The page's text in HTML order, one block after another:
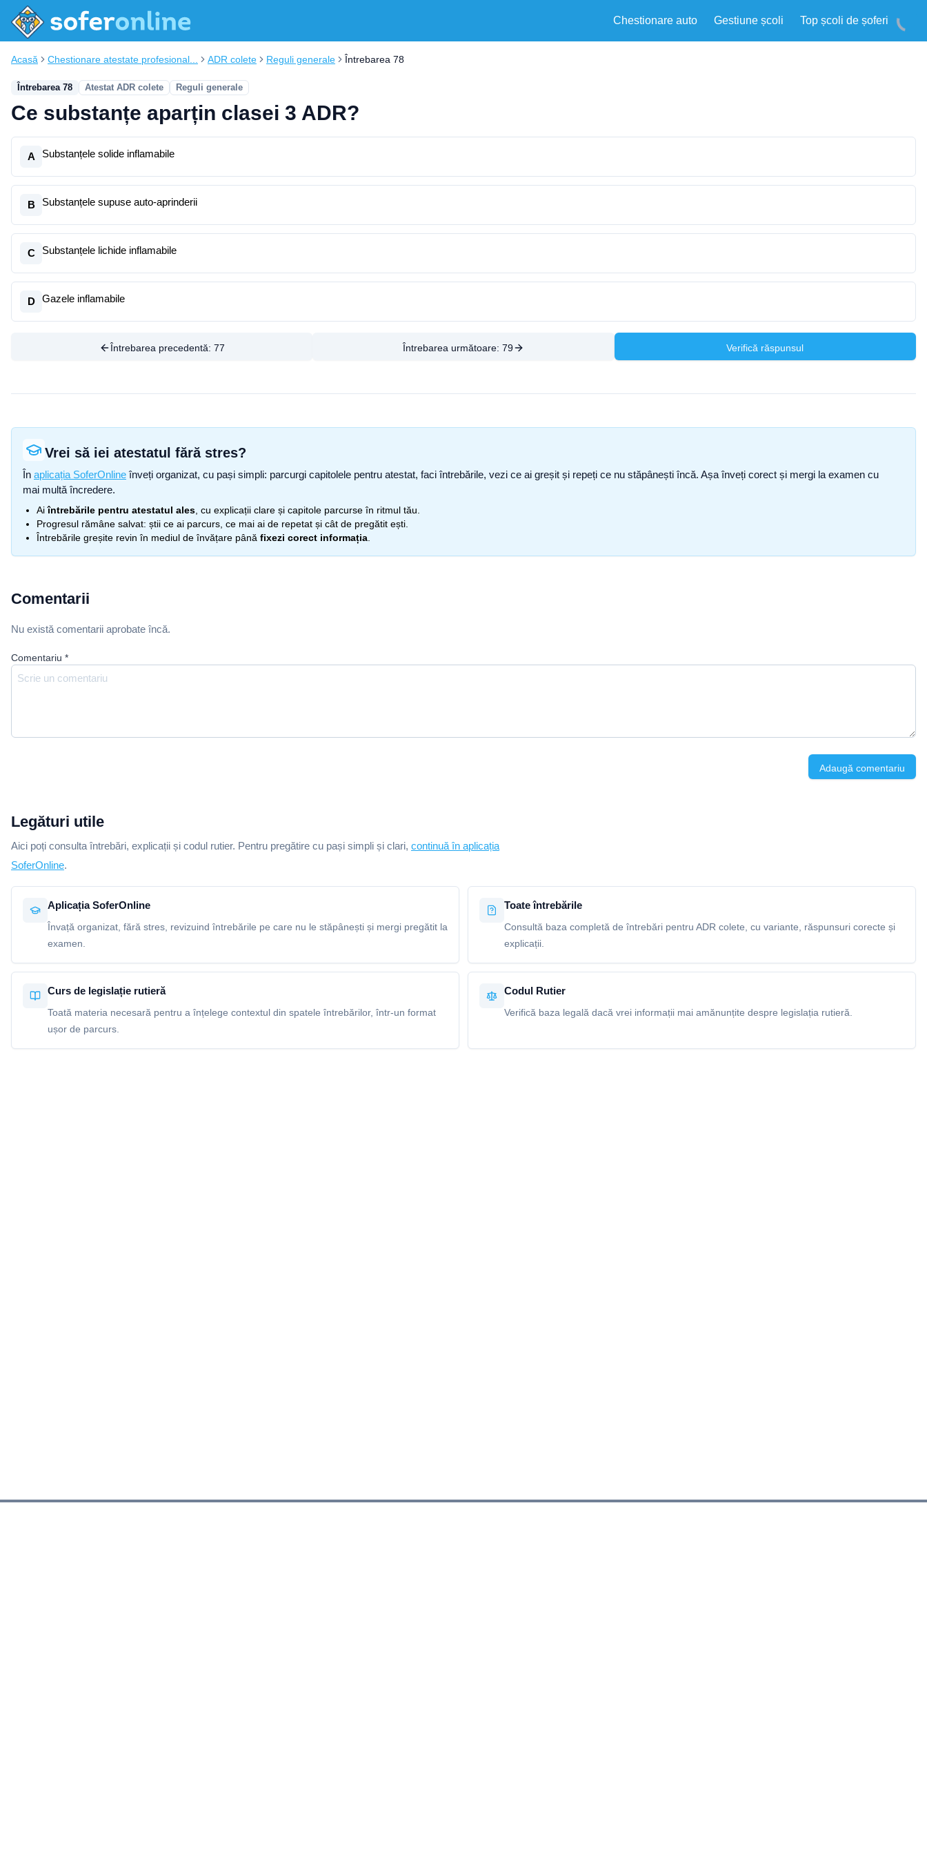
Chestionare auto Gestiune școli Top școli de șoferi
Acasă Chestionare atestate profesional... ADR colete Reguli generale Întrebarea 78
Întrebarea 78 Atestat ADR colete Reguli generale
Ce substanțe aparțin clasei 3 ADR?
A Substanțele solide inflamabile
B Substanțele supuse auto-aprinderii
C Substanțele lichide inflamabile
D Gazele inflamabile
Întrebarea precedentă: 77 Întrebarea următoare: 79 Verifică răspunsul
Vrei să iei atestatul fără stres?
În aplicația SoferOnline înveți organizat, cu pași simpli: parcurgi capitolele pentru atestat, faci întrebările, vezi ce ai greșit și repeți ce nu stăpânești încă. Așa înveți corect și mergi la examen cu
mai multă încredere.
Aiîntrebările pentru atestatul ales , cu explicații clare și capitole parcurse în ritmul tău.
Progresul rămâne salvat: știi ce ai parcurs, ce mai ai de repetat și cât de pregătit ești.
Întrebările greșite revin în mediul de învățare până fixezi corect informația
Comentarii
Nu există comentarii aprobate încă.
Comentariu *
Adaugă comentariu
Legături utile
Aici poți consulta întrebări, explicații și codul rutier. Pentru pregătire cu pași simpli și clari, continuă în aplicația
SoferOnline.
Aplicația SoferOnline
Învață organizat, fără stres, revizuind întrebările pe care nu le stăpânești și mergi pregătit la
examen.
Toate întrebările
Consultă baza completă de întrebări pentru ADR colete, cu variante, răspunsuri corecte și
explicații.
Curs de legislație rutieră
Toată materia necesară pentru a înțelege contextul din spatele întrebărilor, într-un format
ușor de parcurs.
Codul Rutier
Verifică baza legală dacă vrei informații mai amănunțite despre legislația rutieră.